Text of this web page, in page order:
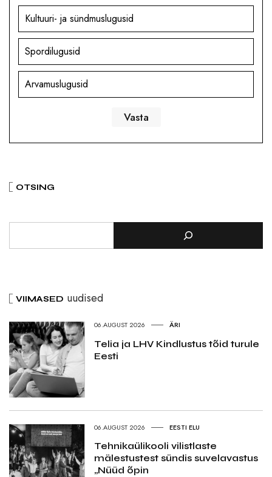
Kultuuri- ja sündmuslugusid
Spordilugusid
Arvamuslugusid
OTSING
VIIMASED uudised
06.AUGUST 2026 ÄRI
Telia ja LHV Kindlustus tõid turule
Eesti
06.AUGUST 2026 EESTI ELU
Tehnikaülikooli vilistlaste
mälestustest sündis suvelavastus
„Nüüd õpin